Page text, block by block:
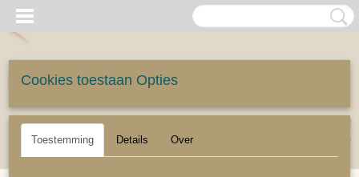
Inloggen Registreren
(0)
Cookies toestaan Opties
Toestemming Details Over